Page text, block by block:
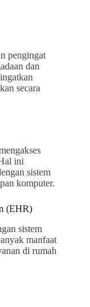
pengingat
dan
secara
ini
sistem
komputer.
(EHR)
sistem
manfaat
di rumah